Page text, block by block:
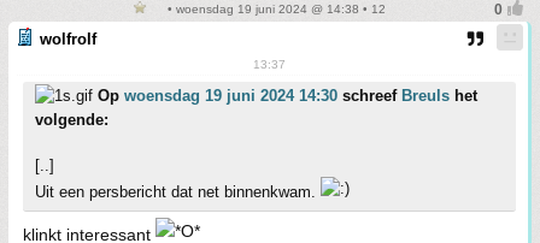
• woensdag 19 juni 2024 @ 14:38 • 12
wolfrolf
13:37
Op woensdag 19 juni 2024 14:30 schreef Breuls het
volgende:
[..]
Uit een persbericht dat net binnenkwam.
klinkt interessant